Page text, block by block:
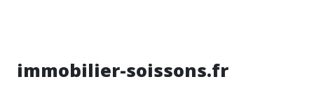
immobilier-soissons.fr